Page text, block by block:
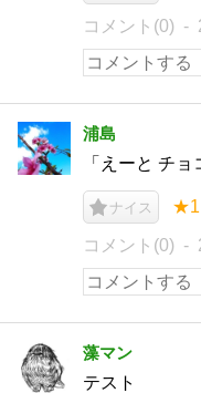
コメント(0)
浦島
「えーと チ
ナイス ★1
コメント(0)
藻マン
テスト